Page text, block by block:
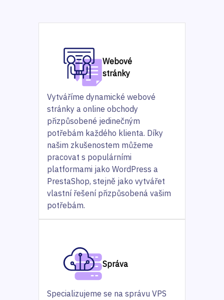
Webové
stránky
Vytváříme dynamické webové
stránky a online obchody
přizpůsobené jedinečným
potřebám každého klienta. Díky
našim zkušenostem můžeme
pracovat s populárními
platformami jako WordPress a
PrestaShop, stejně jako vytvářet
vlastní řešení přizpůsobená vašim
potřebám.
Správa
Specializujeme se na správu VPS